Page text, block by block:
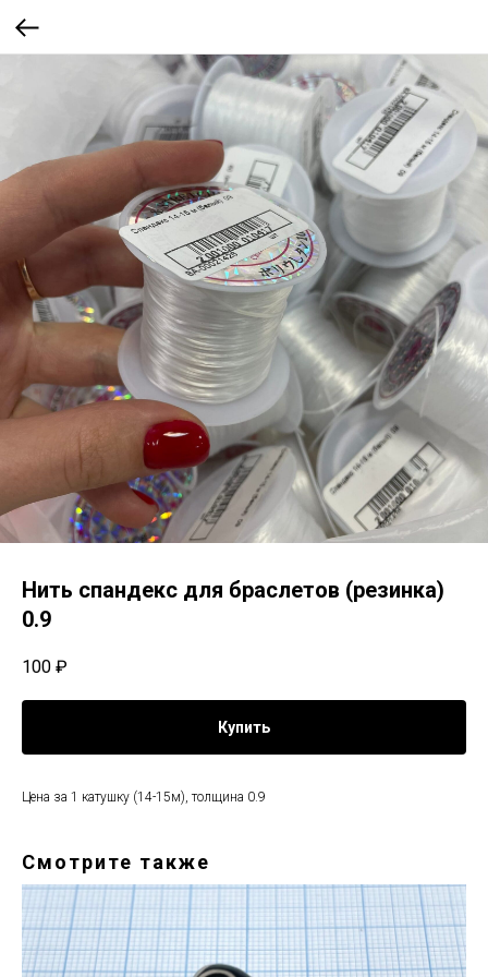
Нить спандекс для браслетов (резинка)
0.9
100 ₽
Купить
Цена за 1 катушку (14-15м), толщина 0.9
Смотрите также